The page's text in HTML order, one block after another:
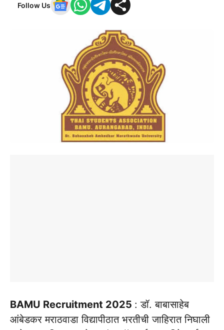
Follow Us
BAMU Recruitment 2025 : डॉ. बाबासाहेब
आंबेडकर मराठवाडा विद्यापीठात भरतीची जाहिरात निघाली